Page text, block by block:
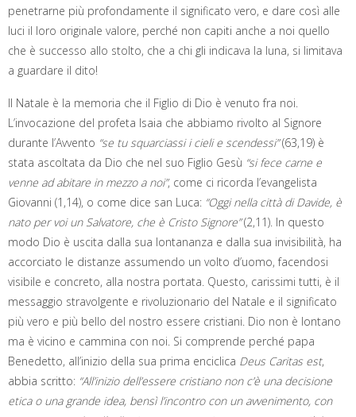
penetrarne più profondamente il significato vero, e dare così alle
luci il loro originale valore, perché non capiti anche a noi quello
che è successo allo stolto, che a chi gli indicava la luna, si limitava
a guardare il dito!
Il Natale è la memoria che il Figlio di Dio è venuto fra noi.
L’invocazione del profeta Isaia che abbiamo rivolto al Signore
durante l’Avvento “se tu squarciassi i cieli e scendessi”(63,19) è
stata ascoltata da Dio che nel suo Figlio Gesù “si fece carne e
venne ad abitare in mezzo a noi”, come ci ricorda l’evangelista
Giovanni (1,14), o come dice san Luca: “Oggi nella città di Davide, è
nato per voi un Salvatore, che è Cristo Signore”(2,11). In questo
modo Dio è uscita dalla sua lontananza e dalla sua invisibilità, ha
accorciato le distanze assumendo un volto d’uomo, facendosi
visibile e concreto, alla nostra portata. Questo, carissimi tutti, è il
messaggio stravolgente e rivoluzionario del Natale e il significato
più vero e più bello del nostro essere cristiani. Dio non è lontano
ma è vicino e cammina con noi. Si comprende perché papa
Benedetto, all’inizio della sua prima enciclica Deus Caritas est,
abbia scritto: “All’inizio dell’essere cristiano non c’è una decisione
etica o una grande idea, bensì l’incontro con un avvenimento, con